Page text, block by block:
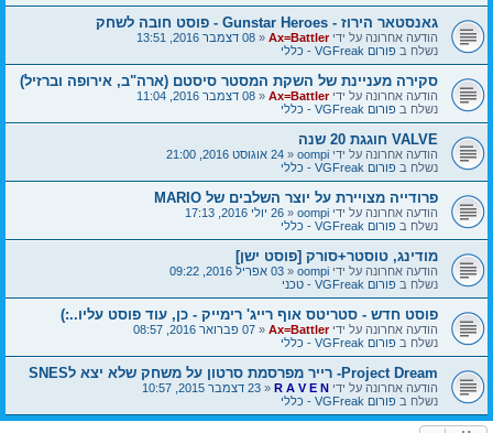
גאנסטאר הירוז - Gunstar Heroes - פוסט חובה לשחק
הודעה אחרונה על ידי Ax=Battler
«08 דצמבר 2016, 13:51
נשלח בפורום VGFreak - כללי
סקירה מעניינת של השקת המסטר סיסטם (ארה"ב, אירופה וברזיל)
הודעה אחרונה על ידי Ax=Battler
«08 דצמבר 2016, 11:04
נשלח בפורום VGFreak - כללי
VALVE חוגגת 20 שנה
הודעה אחרונה על ידי oompi
«24 אוגוסט 2016, 21:00
נשלח בפורום VGFreak - כללי
פרודייה מצויירת על יוצר השלבים של MARIO
הודעה אחרונה על ידי oompi
«26 יולי 2016, 17:13
נשלח בפורום VGFreak - כללי
מודינג, טוסטר+סורק [פוסט ישן]
הודעה אחרונה על ידי oompi
«03 אפריל 2016, 09:22
נשלח בפורום VGFreak - טכני
פוסט חדש - סטריטס אוף רייג' רימייק - כן, עוד פוסט עליו..:)
הודעה אחרונה על ידי Ax=Battler
«07 פברואר 2016, 08:57
נשלח בפורום VGFreak - כללי
Project Dream- רייר מפרסמת סרטון על משחק שלא יצא לSNES
הודעה אחרונה על ידי R A V E N
«23 דצמבר 2015, 10:57
נשלח בפורום VGFreak - כללי